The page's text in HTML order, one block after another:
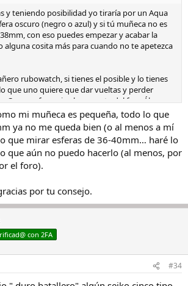
y teniendo posibilidad yo tiraría por un Aqua
oscuro (negro o azul) y si tú muñeca no es
con eso puedes empezar y acabar la
alguna cosita más para cuando no te apetezca
rubowatch, si tienes el posible y lo tienes
que uno quiere que dar vueltas y perder
Como referencia el mercante del foro Álvaro
buenos precios en el omega, pregúntale.
mi muñeca es pequeña, todo lo que
ya no me queda bien (o al menos a mí
que mirar esferas de 36-40mm… haré lo
que aún no puedo hacerlo (al menos, por
el foro).
por tu consejo.
con 2FA
#34